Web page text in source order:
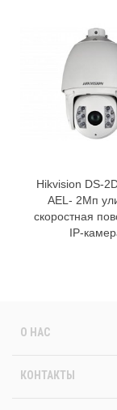
Hikvision DS-
AEL- 2Мп
скоростная
IP-
О НАС
КОНТАКТЫ